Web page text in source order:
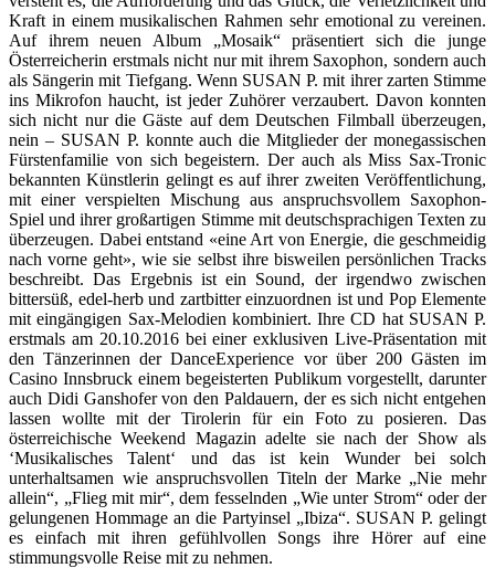
Kraft in einem musikalischen Rahmen sehr emotional zu vereinen.
Auf ihrem neuen Album „Mosaik“ präsentiert sich die junge
Österreicherin erstmals nicht nur mit ihrem Saxophon, sondern auch
als Sängerin mit Tiefgang. Wenn SUSAN P. mit ihrer zarten Stimme
ins Mikrofon haucht, ist jeder Zuhörer verzaubert. Davon konnten
sich nicht nur die Gäste auf dem Deutschen Filmball überzeugen,
nein – SUSAN P. konnte auch die Mitglieder der monegassischen
Fürstenfamilie von sich begeistern. Der auch als Miss Sax-Tronic
bekannten Künstlerin gelingt es auf ihrer zweiten Veröffentlichung,
mit einer verspielten Mischung aus anspruchsvollem Saxophon-
Spiel und ihrer großartigen Stimme mit deutschsprachigen Texten zu
überzeugen. Dabei entstand «eine Art von Energie, die geschmeidig
nach vorne geht», wie sie selbst ihre bisweilen persönlichen Tracks
beschreibt. Das Ergebnis ist ein Sound, der irgendwo zwischen
bittersüß, edel-herb und zartbitter einzuordnen ist und Pop Elemente
mit eingängigen Sax-Melodien kombiniert. Ihre CD hat SUSAN P.
erstmals am 20.10.2016 bei einer exklusiven Live-Präsentation mit
den Tänzerinnen der DanceExperience vor über 200 Gästen im
Casino Innsbruck einem begeisterten Publikum vorgestellt, darunter
auch Didi Ganshofer von den Paldauern, der es sich nicht entgehen
lassen wollte mit der Tirolerin für ein Foto zu posieren. Das
österreichische Weekend Magazin adelte sie nach der Show als
‘Musikalisches Talent‘ und das ist kein Wunder bei solch
unterhaltsamen wie anspruchsvollen Titeln der Marke „Nie mehr
allein“, „Flieg mit mir“, dem fesselnden „Wie unter Strom“ oder der
gelungenen Hommage an die Partyinsel „Ibiza“. SUSAN P. gelingt
es einfach mit ihren gefühlvollen Songs ihre Hörer auf eine
stimmungsvolle Reise mit zu nehmen.